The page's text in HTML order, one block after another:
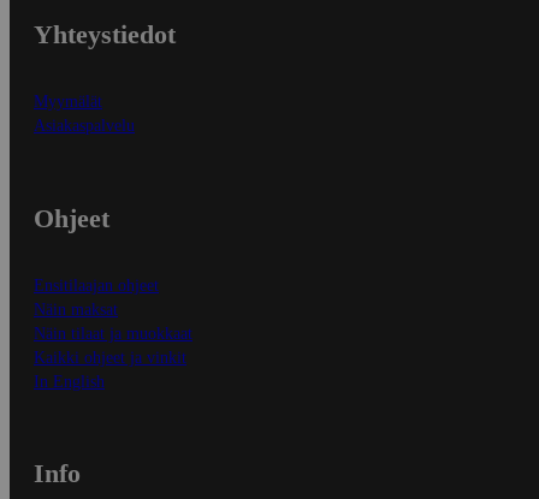
Yhteystiedot
Myymälät
Asiakaspalvelu
Ohjeet
Ensitilaajan ohjeet
Näin maksat
Näin tilaat ja muokkaat
Kaikki ohjeet ja vinkit
In English
Info